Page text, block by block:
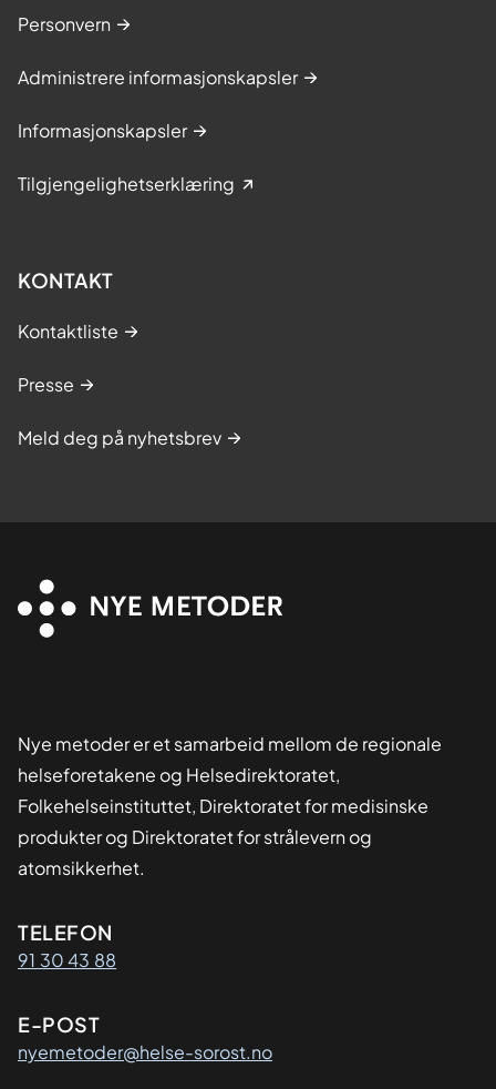
Personvern
Administrere informasjonskapsler
Informasjonskapsler
Tilgjengelighetserklæring
KONTAKT
Kontaktliste
Presse
Meld deg på nyhetsbrev
Nye metoder er et samarbeid mellom de regionale
helseforetakene og Helsedirektoratet,
Folkehelseinstituttet, Direktoratet for medisinske
produkter og Direktoratet for strålevern og
atomsikkerhet.
Kontaktinformasjon
TELEFON
91 30 43 88
E-POST
nyemetoder@helse-sorost.no